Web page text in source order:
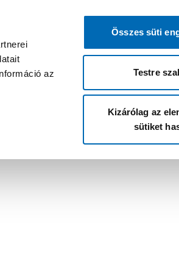
az
Összes süti
Testre
Kizárólag az
sütiket